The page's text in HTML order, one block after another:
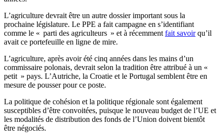
L’agriculture devrait être un autre dossier important sous la
prochaine législature. Le PPE a fait campagne en s’identifiant
comme le « parti des agriculteurs » et à récemment fait savoirqu’il
avait ce portefeuille en ligne de mire.
L’agriculture, après avoir été cinq années dans les mains d’un
commissaire polonais, devrait selon la tradition être attribué à un «
petit » pays. L’Autriche, la Croatie et le Portugal semblent être en
mesure de pousser pour ce poste.
La politique de cohésion et la politique régionale sont également
susceptibles d’être convoitées, puisque le nouveau budget de l’UE et
les modalités de distribution des fonds de l’Union doivent bientôt
être négociés.